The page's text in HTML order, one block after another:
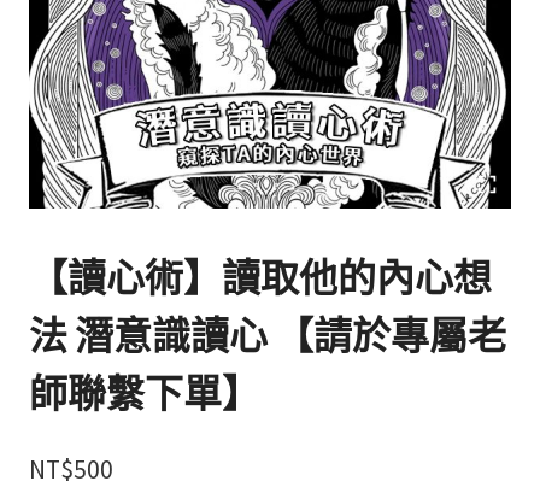
【讀心術】讀取他的內心想
法 潛意識讀心 【請於專屬老
師聯繫下單】
NT$500